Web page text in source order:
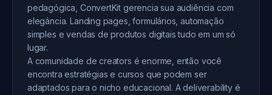
pedagógica, ConvertKit gerencia sua audiência com
elegância. Landing pages, formulários, automação
simples e vendas de produtos digitais tudo em um só
lugar.
A comunidade de creators é enorme, então você
encontra estratégias e cursos que podem ser
adaptados para o nicho educacional. A deliverability é